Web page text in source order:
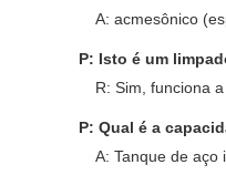
A: acmesônico
P: Isto é um
R: Sim, funciona
P: Qual é a
A: Tanque de aço